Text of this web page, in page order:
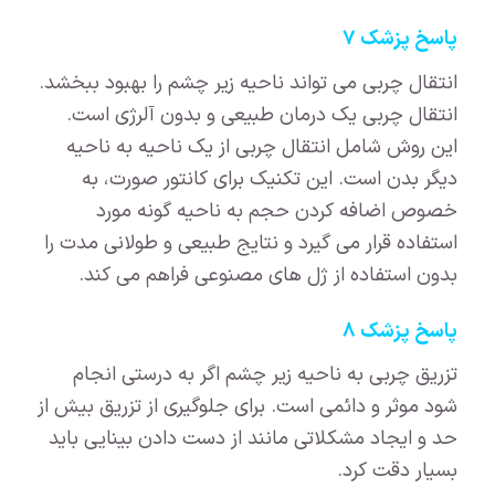
پاسخ پزشک ۷
انتقال چربی می تواند ناحیه زیر چشم را بهبود ببخشد.
انتقال چربی یک درمان طبیعی و بدون آلرژی است.
این روش شامل انتقال چربی از یک ناحیه به ناحیه
دیگر بدن است. این تکنیک برای کانتور صورت، به
خصوص اضافه کردن حجم به ناحیه گونه مورد
استفاده قرار می گیرد و نتایج طبیعی و طولانی مدت را
بدون استفاده از ژل های مصنوعی فراهم می کند.
پاسخ پزشک ۸
تزریق چربی به ناحیه زیر چشم اگر به درستی انجام
شود موثر و دائمی است. برای جلوگیری از تزریق بیش از
حد و ایجاد مشکلاتی مانند از دست دادن بینایی باید
بسیار دقت کرد.